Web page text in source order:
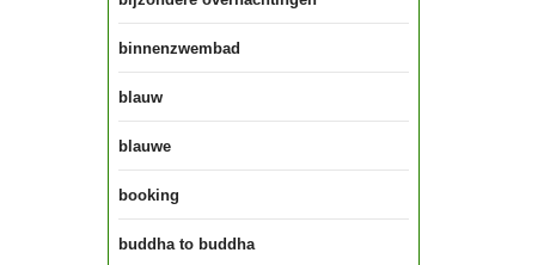
binnenzwembad
blauw
blauwe
booking
buddha to buddha